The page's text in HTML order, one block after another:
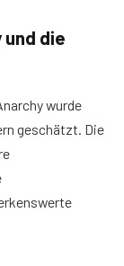
die
wurde
geschätzt. Die